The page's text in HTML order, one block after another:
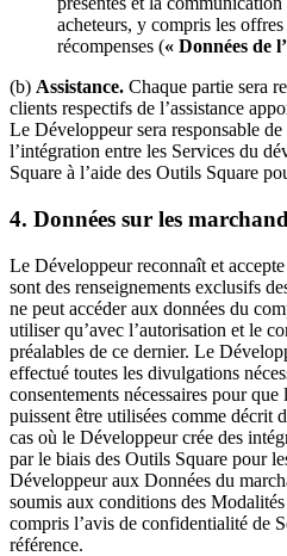
Financement Square
Transferts Instantanés
Aucun article dans votre panier
Acheter du
Afficher le panier
Historique des commandes
acheteurs, y compris les
récompenses (« Données de
(b) Assistance. Chaque partie sera
clients respectifs de l’assistance
Le Développeur sera responsable de
l’intégration entre les Services du
Square à l’aide des Outils Square
4. Données sur les
Le Développeur reconnaît et
sont des renseignements exclusifs
ne peut accéder aux données du
utiliser qu’avec l’autorisation et le
préalables de ce dernier. Le
effectué toutes les divulgations
consentements nécessaires pour que
puissent être utilisées comme décrit
cas où le Développeur crée des
par le biais des Outils Square pour
Développeur aux Données du
soumis aux conditions des
compris l’avis de confidentialité de
référence.